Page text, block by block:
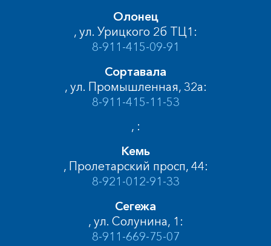
Олонец
, ул. Урицкого 2б ТЦ1:
8-911-415-09-91
Сортавала
, ул. Промышленная, 32а:
8-911-415-11-53
, :
Кемь
, Пролетарский просп, 44:
8-921-012-91-33
Сегежа
, ул. Солунина, 1:
8-911-669-75-07